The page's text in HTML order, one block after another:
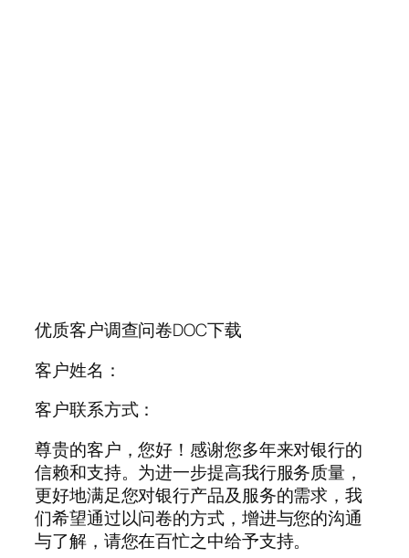
优质客户调查问卷DOC下载
客户姓名：
客户联系方式：
尊贵的客户，您好！感谢您多年来对银行的
信赖和支持。为进一步提高我行服务质量，
更好地满足您对银行产品及服务的需求，我
们希望通过以问卷的方式，增进与您的沟通
与了解，请您在百忙之中给予支持。